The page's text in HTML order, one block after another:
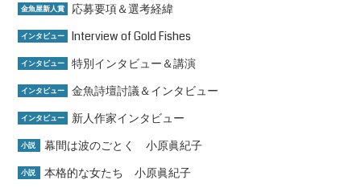
金魚屋新人賞 応募要項＆選考経緯
インタビュー Interview of Gold Fishes
インタビュー 特別インタビュー＆講演
インタビュー 金魚詩壇討議＆インタビュー
インタビュー 新人作家インタビュー
小説 幕間は波のごとく 小原眞紀子
小説 本格的な女たち 小原眞紀子